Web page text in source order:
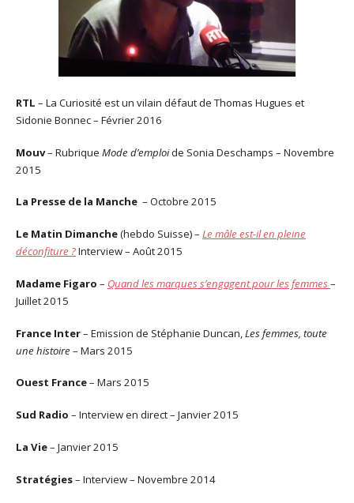
RTL – La Curiosité est un vilain défaut de Thomas Hugues et
Sidonie Bonnec – Février 2016
Mouv– Rubrique Mode d’emploide Sonia Deschamps – Novembre
2015
La Presse de la Manche – Octobre 2015
Le Matin Dimanche(hebdo Suisse) – Le mâle est-il en pleine
déconfiture ?Interview – Août 2015
Madame Figaro – Quand les marques s’engagent pour les femmes–
Juillet 2015
France Inter– Emission de Stéphanie Duncan,Les femmes, toute
une histoire – Mars 2015
Ouest France– Mars 2015
Sud Radio – Interview en direct – Janvier 2015
La Vie– Janvier 2015
Stratégies– Interview – Novembre 2014